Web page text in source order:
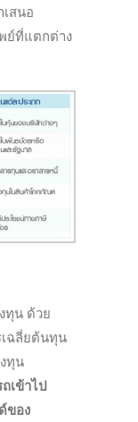
สนอ
ย์ที่แตกต่าง
ทุน ด้วย
เฉลี่ยต้นทุน
ทุน
เข้าไป
ของ